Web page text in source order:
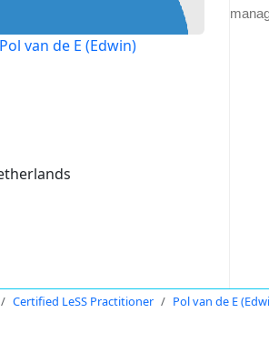
Pol van de E (Edwin)
Certified LeSS Practitioner Pol van de E